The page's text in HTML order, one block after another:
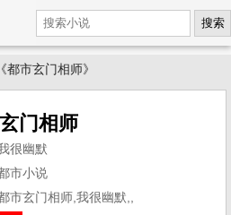
搜索
《都市玄门相师》
门相师
很幽默
市小说
市玄门相师,我很幽默,,